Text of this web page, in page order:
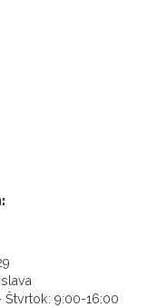
9:00-16:00